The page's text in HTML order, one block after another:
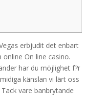
erbjudit det enbart
On line casino.
har du möjlighet f?r
känslan vi lärt oss
vare banbrytande